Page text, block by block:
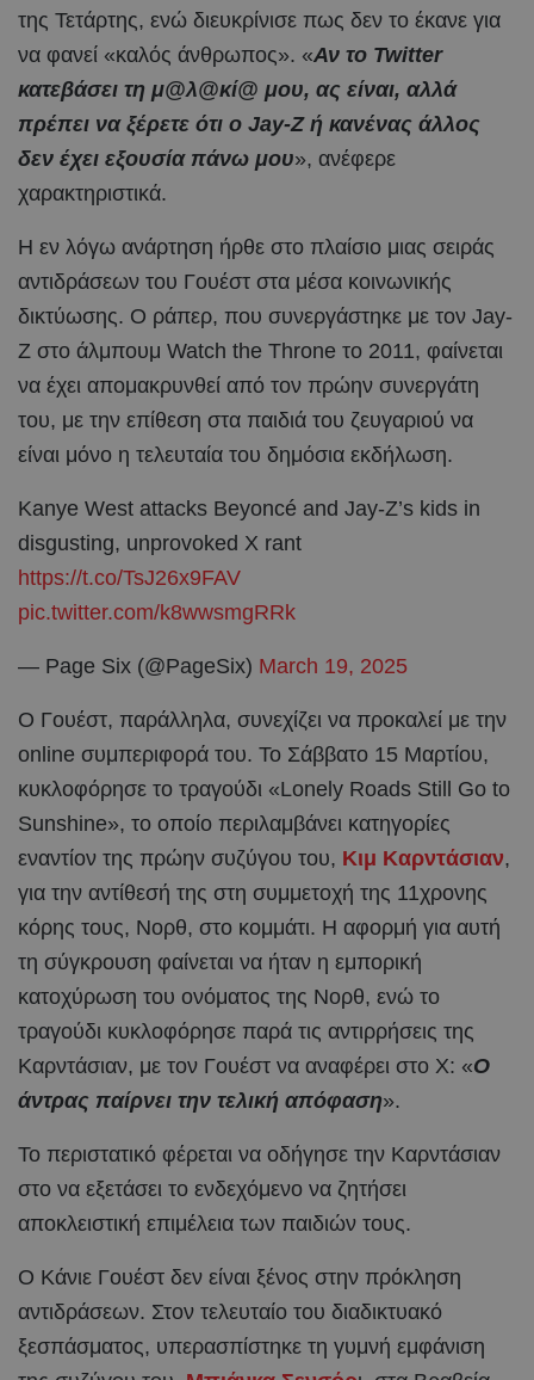
της Τετάρτης, ενώ διευκρίνισε πως δεν το έκανε για
να φανεί «καλός άνθρωπος». «Αν το Twitter
κατεβάσει τη μ@λ@κί@ μου, ας είναι, αλλά
πρέπει να ξέρετε ότι ο Jay-Z ή κανένας άλλος
δεν έχει εξουσία πάνω μου», ανέφερε
χαρακτηριστικά.
Η εν λόγω ανάρτηση ήρθε στο πλαίσιο μιας σειράς
αντιδράσεων του Γουέστ στα μέσα κοινωνικής
δικτύωσης. Ο ράπερ, που συνεργάστηκε με τον Jay-
Z στο άλμπουμ Watch the Throne το 2011, φαίνεται
να έχει απομακρυνθεί από τον πρώην συνεργάτη
του, με την επίθεση στα παιδιά του ζευγαριού να
είναι μόνο η τελευταία του δημόσια εκδήλωση.
Kanye West attacks Beyoncé and Jay-Z’s kids in
disgusting, unprovoked X rant
https://t.co/TsJ26x9FAV
pic.twitter.com/k8wwsmgRRk
— Page Six (@PageSix) March 19, 2025
Ο Γουέστ, παράλληλα, συνεχίζει να προκαλεί με την
online συμπεριφορά του. Το Σάββατο 15 Μαρτίου,
κυκλοφόρησε το τραγούδι «Lonely Roads Still Go to
Sunshine», το οποίο περιλαμβάνει κατηγορίες
εναντίον της πρώην συζύγου του, Κιμ Καρντάσιαν,
για την αντίθεσή της στη συμμετοχή της 11χρονης
κόρης τους, Νορθ, στο κομμάτι. Η αφορμή για αυτή
τη σύγκρουση φαίνεται να ήταν η εμπορική
κατοχύρωση του ονόματος της Νορθ, ενώ το
τραγούδι κυκλοφόρησε παρά τις αντιρρήσεις της
Καρντάσιαν, με τον Γουέστ να αναφέρει στο X: «Ο
άντρας παίρνει την τελική απόφαση».
Το περιστατικό φέρεται να οδήγησε την Καρντάσιαν
στο να εξετάσει το ενδεχόμενο να ζητήσει
αποκλειστική επιμέλεια των παιδιών τους.
Ο Κάνιε Γουέστ δεν είναι ξένος στην πρόκληση
αντιδράσεων. Στον τελευταίο του διαδικτυακό
ξεσπάσματος, υπερασπίστηκε τη γυμνή εμφάνιση